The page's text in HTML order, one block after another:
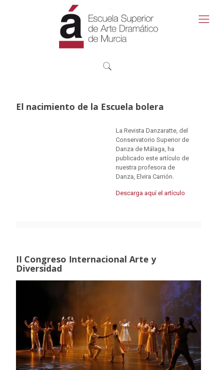
El nacimiento de la Escuela bolera
La Revista Danzaratte, del
Conservatorio Superior de
Danza de Málaga, ha
publicado este artículo de
nuestra profesora de
Danza, Elvira Carrión.
Descarga aquí el artículo
II Congreso Internacional Arte y
Diversidad